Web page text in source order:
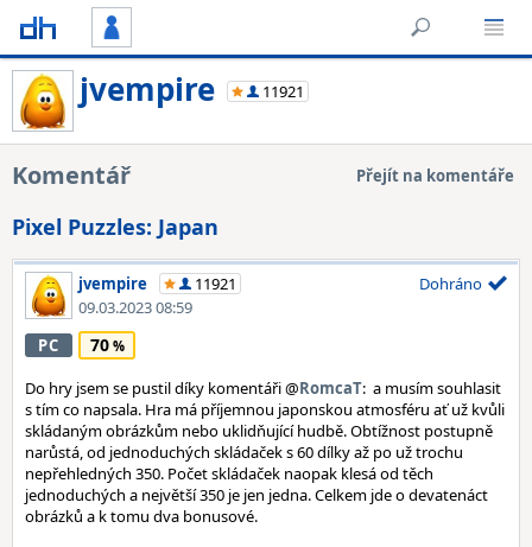
jvempire 11921
Komentář Přejít na komentáře
Pixel Puzzles: Japan
jvempire
11921
09.03.2023 08:59
Dohráno
PC 70
Do hry jsem se pustil díky komentáři @RomcaT: a musím souhlasit
s tím co napsala. Hra má příjemnou japonskou atmosféru ať už kvůli
skládaným obrázkům nebo uklidňující hudbě. Obtížnost postupně
narůstá, od jednoduchých skládaček s 60 dílky až po už trochu
nepřehledných 350. Počet skládaček naopak klesá od těch
jednoduchých a největší 350 je jen jedna. Celkem jde o devatenáct
obrázků a k tomu dva bonusové.